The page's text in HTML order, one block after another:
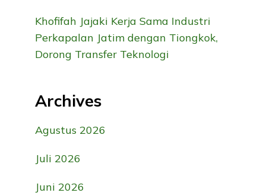
Khofifah Jajaki Kerja Sama Industri
Perkapalan Jatim dengan Tiongkok,
Dorong Transfer Teknologi
Archives
Agustus 2026
Juli 2026
Juni 2026